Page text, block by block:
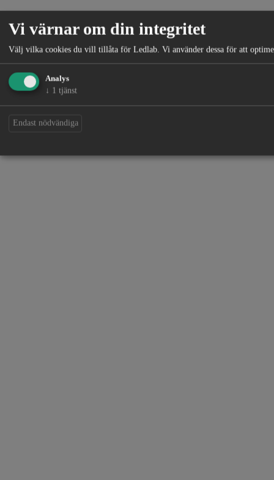
Vi värnar om din integritet
Välj vilka cookies du vill tillåta för Ledlab. Vi använder dessa för att
Analys
↓ 1 tjänst
Endast nödvändiga